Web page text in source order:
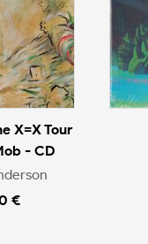
X=X Tour
- CD
€